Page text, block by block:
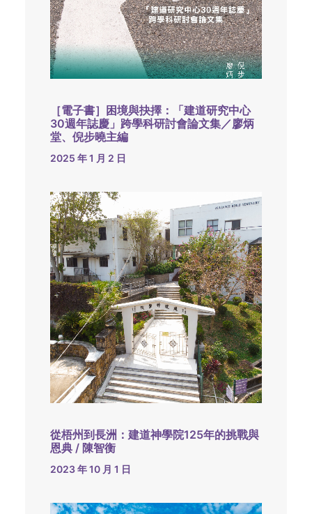
［電子書］困境與抉擇：「建道研究中心
30週年誌慶」跨學科研討會論文集／廖炳
堂、倪步曉主編
2025 年 1 月 2 日
從梧州到長洲：建道神學院125年的挑戰與
恩典 / 陳智衡
2023 年 10 月 1 日